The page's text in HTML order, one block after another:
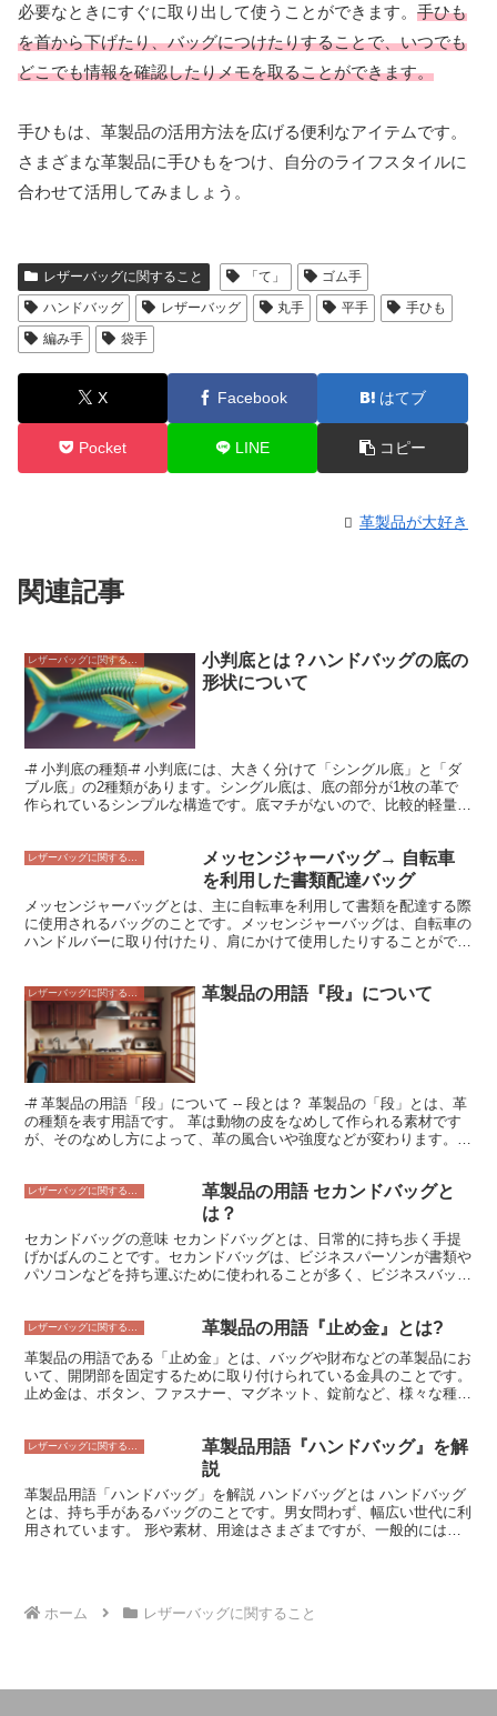
必要なときにすぐに取り出して使うことができます。 手ひも
を首から下げたり、バッグにつけたりすることで、いつでも
どこでも情報を確認したりメモを取ることができます。
手ひもは、革製品の活用方法を広げる便利なアイテムです。
さまざまな革製品に手ひもをつけ、自分のライフスタイルに
合わせて活用してみましょう。
レザーバッグに関すること 「て」
ゴム手
ハンドバッグ
レザーバッグ 丸手 平手
手ひも
編み手
袋手
X Facebook はてブ
Pocket LINE コピー
革製品が大好き
関連記事
小判底とは？ハンドバッグの底の
形状について
-# 小判底の種類-# 小判底には、大きく分けて「シングル底」と「ダ
ブル底」の2種類があります。シングル底は、底の部分が1枚の革で
作られているシンプルな構造です。底マチがないので、比較的軽量
で、容量があるので、トートバッグやボストンバッグなど、荷物をた
くさん入れるバッグに多く使われています。 また、小判底には「マ
チ付き」と「マチなし」の2種類があります。マチ付きは、底の部分
にマチ（幅）がある構造で、マチなしよりも容量があり、荷物をたく
さん入れることができます。マチなしは、底の部分にマチがない構造
で、マチ付きよりも軽量で、コンパクトに持ち運ぶことができます。
メッセンジャーバッグ→ 自転車
を利用した書類配達バッグ
メッセンジャーバッグとは、主に自転車を利用して書類を配達する際
に使用されるバッグのことです。メッセンジャーバッグは、自転車の
ハンドルバーに取り付けたり、肩にかけて使用したりすることができ
す。さらに、メッセンジャーバッグには、書類を整理して収納できる
ポケットが備えられていることが多く、配達業務を効率的に行うこと
ができます。メッセンジャーバッグは、自転車を利用した書類配達業
務に最適なバッグです。
レザーバッグに関すること 革製品の用語『段』について
-# 革製品の用語「段」について -- 段とは？ 革製品の「段」とは、革
の種類を表す用語です。 革は動物の皮をなめして作られる素材です
が、そのなめし方によって、革の風合いや強度などが変わります。段
上げ段は、革の表面に塗膜を塗らない革のことです。塗膜段は、革の
表面に塗膜を塗った革のことです。 素上げ段は、革本来の風合いを
活かした革です。 そのため、自然な風合いを楽しむことができま
す。また、塗膜段は、革の表面に塗膜を塗ることで、革の強度を高め
たり、防水性を高めたりすることができます。
レザーバッグに関すること
革製品の用語 セカンドバッグと
は？
セカンドバッグの意味 セカンドバッグとは、日常的に持ち歩く手提
げかばんのことです。セカンドバッグは、ビジネスパーソンが書類や
パソコンなどを持ち運ぶために使われることが多く、ビジネスバッグ
チ、横40～50センチ、マチ10～15センチほどの大きさです。中に
す。また、セカンドバッグは、手提げのみのものや、ショルダースト
ラップが付いたもの、リュックサックのように背負うことができるも
のなど、さまざまな形状があります。 セカンドバッグの歴史 セカン
スパーソンは、書類や小物を持ち運ぶために、トランクやブリーフケ
ースを使用していました。しかし、トランクやブリーフケースは、大
きくて重く、持ち運びが不便でした。そこで、より小型で軽量なバッ
グが開発され、それがセカンドバッグと呼ばれるようになりました。
セカンドバッグは、次第にビジネスパーソンの間で人気となり、現在
では、世界中で広く使用されています。 セカンドバッグの素材 セカ
ンドバッグは、主に革、ナイロン、ポリエステルなどの素材で作られ
製のセカンドバッグは、リーズナブルな価格が魅力で、学生や主婦の
レザーバッグに関すること 革製品の用語『止め金』とは?
革製品の用語である「止め金」とは、バッグや財布などの革製品にお
いて、開閉部を固定するために取り付けられている金具のことです。
止め金は、ボタン、ファスナー、マグネット、錠前など、様々な種類
表側に取り付けられた止め金は、そのデザインや素材によって、革製
品の印象を大きく変えることができます。 止め金は、革製品の機能
性とデザイン性を兼ね備えた重要なパーツです。バッグや財布を選ぶ
際には、止め金のデザインや使い勝手をよく検討することが大切で
す。
革製品用語『ハンドバッグ』を解
説
革製品用語「ハンドバッグ」を解説 ハンドバッグとは ハンドバッグ
とは、持ち手があるバッグのことです。男女問わず、幅広い世代に利
用されています。 形や素材、用途はさまざまですが、一般的には、
ッグには、さまざまな形や素材のものがあります。代表的な形として
シーンでも活躍します。布製のハンドバッグはカジュアルで、普段使
ホーム レザーバッグに関すること